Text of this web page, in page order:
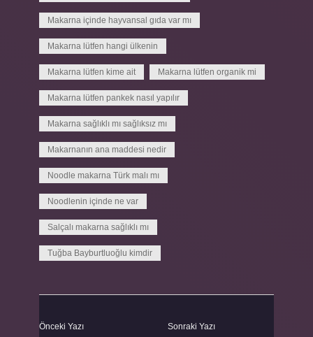
Makarna içinde hayvansal gıda var mı
Makarna lütfen hangi ülkenin
Makarna lütfen kime ait Makarna lütfen organik mi
Makarna lütfen pankek nasıl yapılır
Makarna sağlıklı mı sağlıksız mı
Makarnanın ana maddesi nedir
Noodle makarna Türk malı mı
Noodlenin içinde ne var
Salçalı makarna sağlıklı mı
Tuğba Bayburtluoğlu kimdir
Önceki Yazı Sonraki Yazı